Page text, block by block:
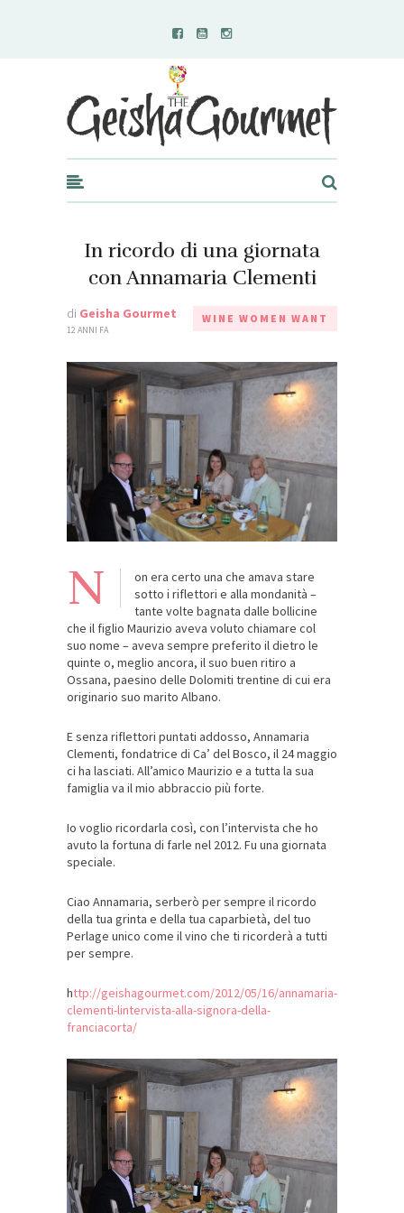
Geisha Gourmet
In ricordo di una giornata
con Annamaria Clementi
di Geisha Gourmet
12 ANNI FA
WINE WOMEN WANT
N
on era certo una che amava stare
sotto i riflettori e alla mondanità –
tante volte bagnata dalle bollicine
che il figlio Maurizio aveva voluto chiamare col
suo nome – aveva sempre preferito il dietro le
quinte o, meglio ancora, il suo buen ritiro a
Ossana, paesino delle Dolomiti trentine di cui era
originario suo marito Albano.
E senza riflettori puntati addosso, Annamaria
Clementi, fondatrice di Ca’ del Bosco, il 24 maggio
ci ha lasciati. All’amico Maurizio e a tutta la sua
famiglia va il mio abbraccio più forte.
Io voglio ricordarla così, con l’intervista che ho
avuto la fortuna di farle nel 2012. Fu una giornata
speciale.
Ciao Annamaria, serberò per sempre il ricordo
della tua grinta e della tua caparbietà, del tuo
Perlage unico come il vino che ti ricorderà a tutti
per sempre.
http://geishagourmet.com/2012/05/16/annamaria-
clementi-lintervista-alla-signora-della-
franciacorta/